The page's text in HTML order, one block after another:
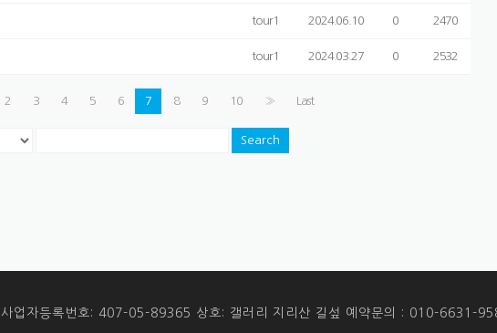
tour1 2024.06.10 0 2470
tour1 2024.03.27 0 2532
2 3 4 5 6 7 8 9 10 » Last
Search
사업자등록번호: 407-05-89365 상호: 갤러리 지리산 길섶 예약문의 : 010-6631-